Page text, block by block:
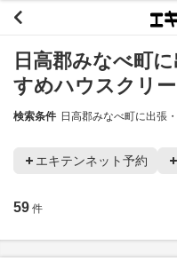
日高郡みなべ町
すめハウスクリ
検索条件 日高郡みなべ町に出張
エキテンネット予約
59 件